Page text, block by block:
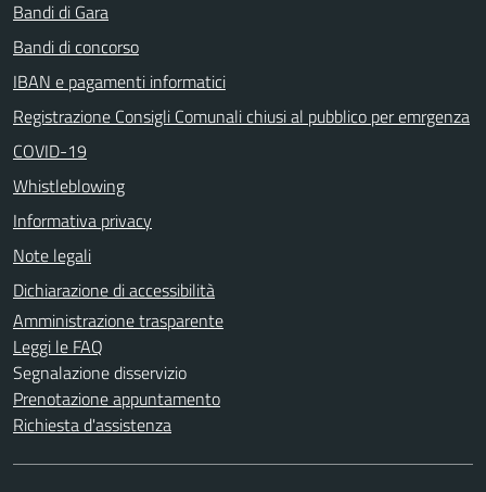
Bandi di Gara
Bandi di concorso
IBAN e pagamenti informatici
Registrazione Consigli Comunali chiusi al pubblico per emrgenza
COVID-19
Whistleblowing
Informativa privacy
Note legali
Dichiarazione di accessibilità
Amministrazione trasparente
Leggi le FAQ
Segnalazione disservizio
Prenotazione appuntamento
Richiesta d'assistenza